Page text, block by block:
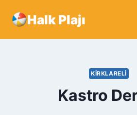
Halk Plajı
KIRKLARELI
Kastro